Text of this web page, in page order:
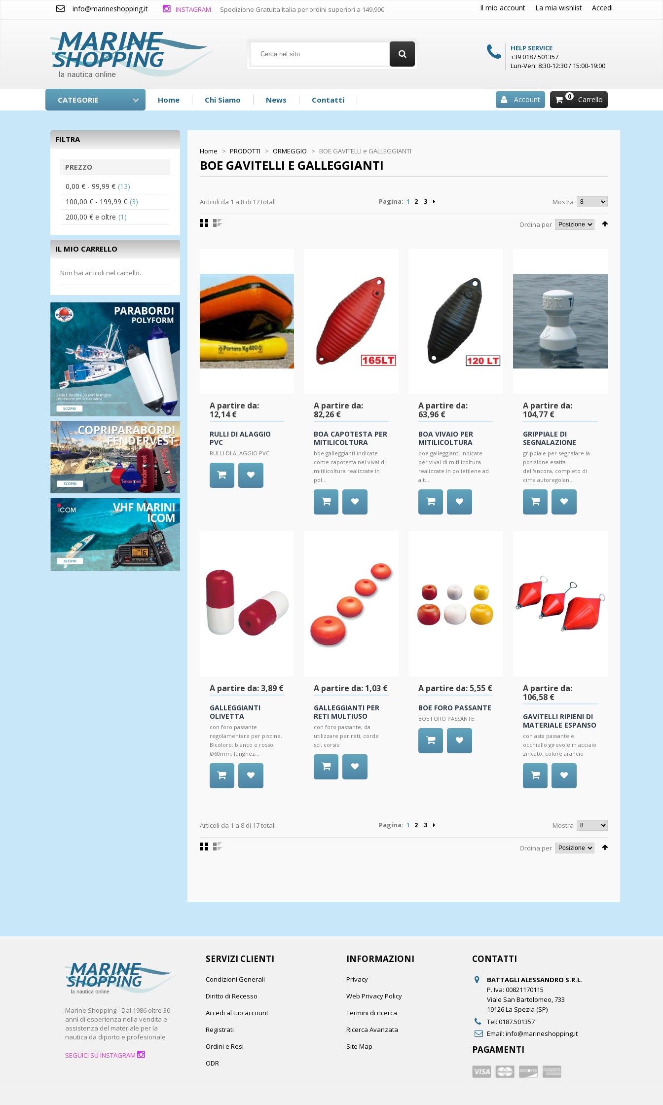
Il mio account La mia wishlist Accedi
info@marineshopping.it INSTAGRAM Spedizione Gratuita Italia per ordini superiori a 149,99€
HELP SERVICE
+39 0187 501357
Lun-Ven: 8:30-12:30 / 15:00-19:00
CATEGORIE Home Chi Siamo News Contatti Carrello
0
Account
Home > PRODOTTI > ORMEGGIO > BOE GAVITELLI e GALLEGGIANTI
BOE GAVITELLI E GALLEGGIANTI
Articoli da 1 a 8 di 17 totali Mostra
Pagina: 1 2 3
Ordina per
A partire da:
12,14 €
RULLI DI ALAGGIO
PVC
RULLI DI ALAGGIO PVC
A partire da:
82,26 €
BOA CAPOTESTA PER
MITILICOLTURA
boe galleggianti indicate
come capotesta nei vivai di
mitilicoltura realizzate in
pol...
A partire da:
63,96 €
BOA VIVAIO PER
MITILICOLTURA
boe galleggianti indicate
per vivai di mitilicoltura
realizzate in polietilene ad
alt...
A partire da:
104,77 €
GRIPPIALE DI
SEGNALAZIONE
grippiale per segnalare la
posizione esatta
dell'ancora, completo di
cima autoregolan...
A partire da: 3,89 €
GALLEGGIANTI
OLIVETTA
con foro passante
regolamentare per piscine.
Bicolore: bianco e rosso,
Ø60mm, lunghez...
A partire da: 1,03 €
GALLEGGIANTI PER
RETI MULTIUSO
con foro passante, da
utilizzare per reti, corde
sci, corsie
A partire da: 5,55 €
BOE FORO PASSANTE
BOE FORO PASSANTE
A partire da:
106,58 €
GAVITELLI RIPIENI DI
MATERIALE ESPANSO
con asta passante e
occhiello girevole in acciaio
zincato, colore arancio
Articoli da 1 a 8 di 17 totali Mostra
Pagina: 1 2 3
Ordina per
FILTRA
PREZZO
0,00 € - 99,99 € (13)
100,00 € - 199,99 € (3)
200,00 € e oltre (1)
IL MIO CARRELLO
Non hai articoli nel carrello.
Marine Shopping - Dal 1986 oltre 30
anni di esperienza nella vendita e
assistenza del materiale per la
nautica da diporto e profesionale
SEGUICI SU INSTAGRAM
SERVIZI CLIENTI
Condizioni Generali
Diritto di Recesso
Accedi al tuo account
Registrati
Ordini e Resi
ODR
INFORMAZIONI
Privacy
Web Privacy Policy
Termini di ricerca
Ricerca Avanzata
Site Map
CONTATTI
BATTAGLI ALESSANDRO S.R.L.
P. Iva: 00821170115
Viale San Bartolomeo, 733
19126 La Spezia (SP)
Tel: 0187.501357
Email: info@marineshopping.it
PAGAMENTI